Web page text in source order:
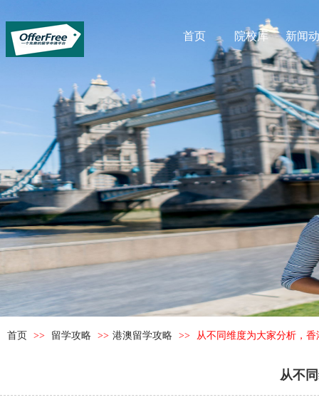
首页 院校库 新闻
首页 >> 留学攻略 >> 港澳留学攻略 >> 从不同维度为大家分析，
从不